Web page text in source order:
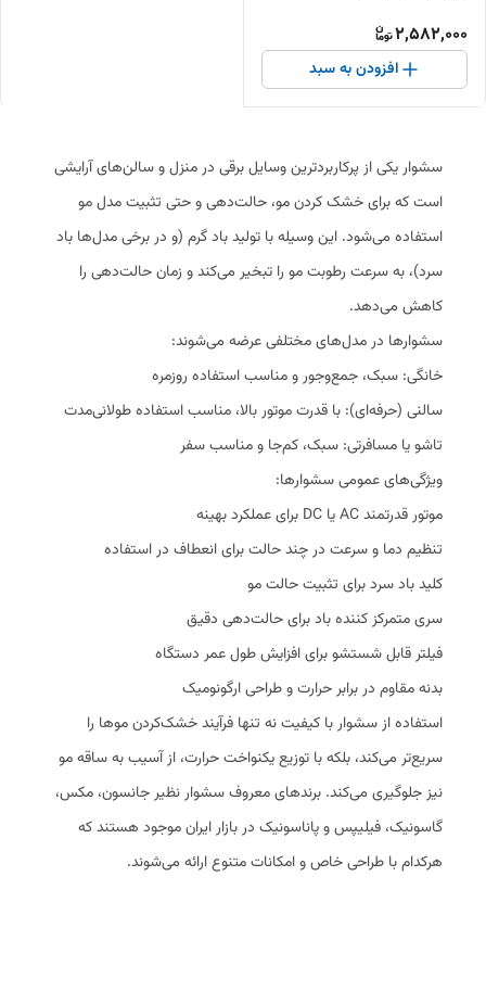
2,582,000
افزودن به سبد
سشوار یکی از پرکاربردترین وسایل برقی در منزل و سالن‌های آرایشی
است که برای خشک کردن مو، حالت‌دهی و حتی تثبیت مدل مو
استفاده می‌شود. این وسیله با تولید باد گرم (و در برخی مدل‌ها باد
سرد)، به سرعت رطوبت مو را تبخیر می‌کند و زمان حالت‌دهی را
کاهش می‌دهد.
سشوارها در مدل‌های مختلفی عرضه می‌شوند:
خانگی: سبک، جمع‌وجور و مناسب استفاده روزمره
سالنی (حرفه‌ای): با قدرت موتور بالا، مناسب استفاده طولانی‌مدت
تاشو یا مسافرتی: سبک، کم‌جا و مناسب سفر
ویژگی‌های عمومی سشوارها:
موتور قدرتمند AC یا DC برای عملکرد بهینه
تنظیم دما و سرعت در چند حالت برای انعطاف در استفاده
کلید باد سرد برای تثبیت حالت مو
سری متمرکز کننده باد برای حالت‌دهی دقیق
فیلتر قابل شستشو برای افزایش طول عمر دستگاه
بدنه مقاوم در برابر حرارت و طراحی ارگونومیک
استفاده از سشوار با کیفیت نه تنها فرآیند خشک‌کردن موها را
سریع‌تر می‌کند، بلکه با توزیع یکنواخت حرارت، از آسیب به ساقه مو
نیز جلوگیری می‌کند. برندهای معروف سشوار نظیر جانسون، مکس،
گاسونیک، فیلیپس و پاناسونیک در بازار ایران موجود هستند که
هرکدام با طراحی خاص و امکانات متنوع ارائه می‌شوند.